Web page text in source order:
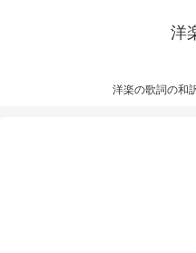
洋
洋楽の歌詞の和